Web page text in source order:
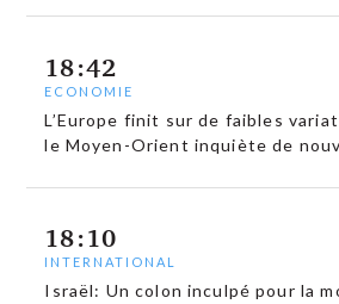
18:42
ECONOMIE
L’Europe finit sur de faibles
le Moyen-Orient inquiète de
18:10
INTERNATIONAL
Israël: Un colon inculpé pour la